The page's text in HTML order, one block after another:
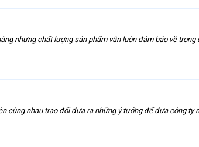
nhưng chất lượng sản phẩm vẫn luôn đảm bảo về trong
cùng nhau trao đổi đưa ra những ý tưởng để đưa công ty